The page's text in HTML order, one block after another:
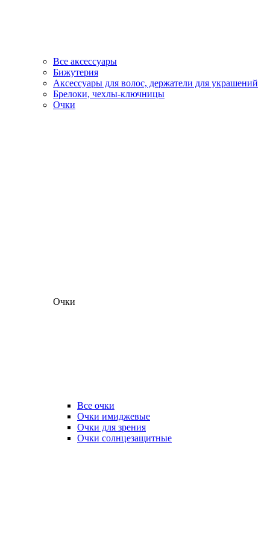
Все аксессуары
Бижутерия
Аксессуары для волос, держатели для украшений
Брелоки, чехлы-ключницы
Очки
Очки
Все очки
Очки имиджевые
Очки для зрения
Очки солнцезащитные